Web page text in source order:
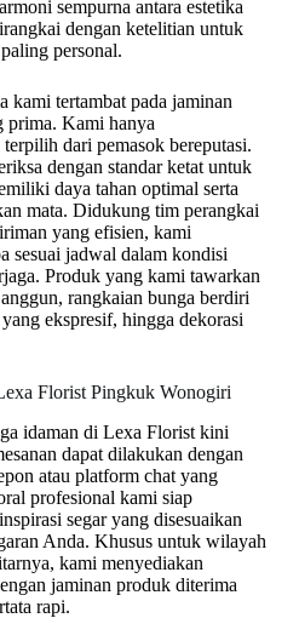
sempurna antara estetika
dengan ketelitian untuk
personal.
tertambat pada jaminan
prima. Kami hanya
dari pemasok bereputasi.
dengan standar ketat untuk
daya tahan optimal serta
mata. Didukung tim perangkai
yang efisien, kami
sesuai jadwal dalam kondisi
Produk yang kami tawarkan
rangkaian bunga berdiri
ekspresif, hingga dekorasi
Florist Pingkuk Wonogiri
idaman di Lexa Florist kini
dapat dilakukan dengan
atau platform chat yang
profesional kami siap
segar yang disesuaikan
Anda. Khusus untuk wilayah
kami menyediakan
jaminan produk diterima
rapi.